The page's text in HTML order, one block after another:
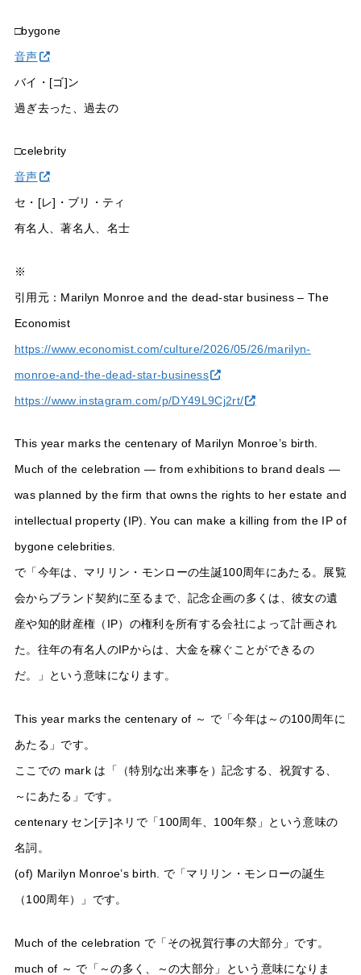
□bygone
音声
バイ・[ゴ]ン
過ぎ去った、過去の
□celebrity
音声
セ・[レ]・ブリ・ティ
有名人、著名人、名士
※
引用元：Marilyn Monroe and the dead-star business – The
Economist
https://www.economist.com/culture/2026/05/26/marilyn-
monroe-and-the-dead-star-business
https://www.instagram.com/p/DY49L9Cj2rt/
This year marks the centenary of Marilyn Monroe’s birth.
Much of the celebration — from exhibitions to brand deals —
was planned by the firm that owns the rights to her estate and
intellectual property (IP). You can make a killing from the IP of
bygone celebrities.
で「今年は、マリリン・モンローの生誕100周年にあたる。展覧
会からブランド契約に至るまで、記念企画の多くは、彼女の遺
産や知的財産権（IP）の権利を所有する会社によって計画され
た。往年の有名人のIPからは、大金を稼ぐことができるの
だ。」という意味になります。
This year marks the centenary of ～ で「今年は～の100周年に
あたる」です。
ここでの mark は「（特別な出来事を）記念する、祝賀する、
～にあたる」です。
centenary セン[テ]ネリで「100周年、100年祭」という意味の
名詞。
(of) Marilyn Monroe’s birth. で「マリリン・モンローの誕生
（100周年）」です。
Much of the celebration で「その祝賀行事の大部分」です。
much of ～ で「～の多く、～の大部分」という意味になりま